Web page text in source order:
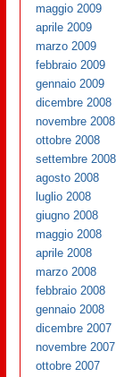
maggio 2009
aprile 2009
marzo 2009
febbraio 2009
gennaio 2009
dicembre 2008
novembre 2008
ottobre 2008
settembre 2008
agosto 2008
luglio 2008
giugno 2008
maggio 2008
aprile 2008
marzo 2008
febbraio 2008
gennaio 2008
dicembre 2007
novembre 2007
ottobre 2007